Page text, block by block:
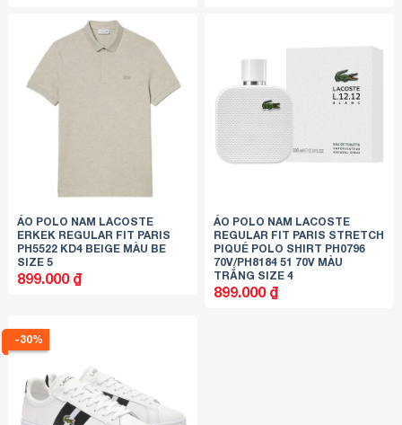
ÁO POLO NAM LACOSTE
ERKEK REGULAR FIT PARIS
PH5522 KD4 BEIGE MÀU BE
SIZE 5
899.000 ₫
ÁO POLO NAM LACOSTE
REGULAR FIT PARIS STRETCH
PIQUÉ POLO SHIRT PH0796
70V/PH8184 51 70V MÀU
TRẮNG SIZE 4
899.000 ₫
-30%